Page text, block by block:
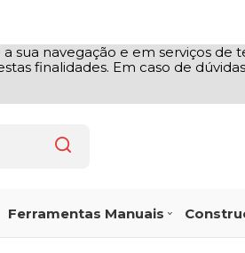
sua navegação e em serviços
finalidades. Em caso de
Ferramentas Manuais